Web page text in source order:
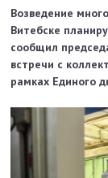
Возведение
Витебске
сообщил
встречи с
рамках Единого